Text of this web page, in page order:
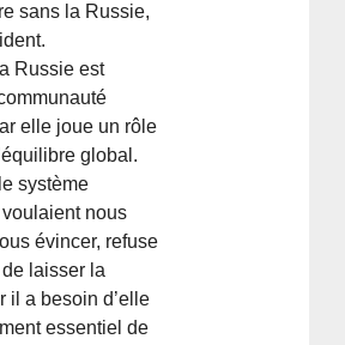
sans la Russie,
Russie est
elle joue un rôle
global.
système
nous
évincer, refuse
laisser la
il a besoin d’elle
essentiel de